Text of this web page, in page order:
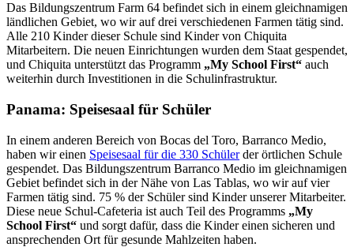
Das Bildungszentrum Farm 64 befindet sich in einem gleichnamigen
ländlichen Gebiet, wo wir auf drei verschiedenen Farmen tätig sind.
Alle 210 Kinder dieser Schule sind Kinder von Chiquita
Mitarbeitern. Die neuen Einrichtungen wurden dem Staat gespendet,
und Chiquita unterstützt das Programm „My School First“ auch
weiterhin durch Investitionen in die Schulinfrastruktur.
Panama: Speisesaal für Schüler
In einem anderen Bereich von Bocas del Toro, Barranco Medio,
haben wir einen Speisesaal für die 330 Schülerder örtlichen Schule
gespendet. Das Bildungszentrum Barranco Medio im gleichnamigen
Gebiet befindet sich in der Nähe von Las Tablas, wo wir auf vier
Farmen tätig sind. 75 % der Schüler sind Kinder unserer Mitarbeiter.
Diese neue Schul-Cafeteria ist auch Teil des Programms „My
School First“ und sorgt dafür, dass die Kinder einen sicheren und
ansprechenden Ort für gesunde Mahlzeiten haben.